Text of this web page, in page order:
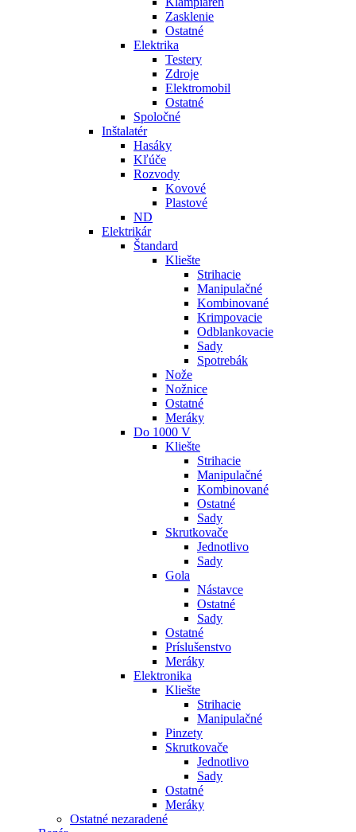
Zasklenie
Ostatné
Elektrika
Testery
Zdroje
Elektromobil
Ostatné
Spoločné
Inštalatér
Hasáky
Kľúče
Rozvody
Kovové
Plastové
ND
Elektrikár
Štandard
Kliešte
Strihacie
Manipulačné
Kombinované
Krimpovacie
Odblankovacie
Sady
Spotrebák
Nože
Nožnice
Ostatné
Meráky
Do 1000 V
Kliešte
Strihacie
Manipulačné
Kombinované
Ostatné
Sady
Skrutkovače
Jednotlivo
Sady
Gola
Nástavce
Ostatné
Sady
Ostatné
Príslušenstvo
Meráky
Elektronika
Kliešte
Strihacie
Manipulačné
Pinzety
Skrutkovače
Jednotlivo
Sady
Ostatné
Meráky
Ostatné nezaradené